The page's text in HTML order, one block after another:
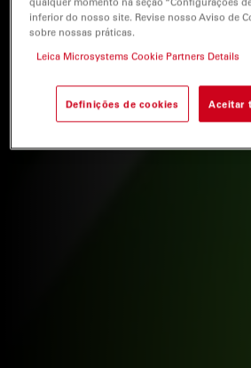
inferior do nosso site. Revise nosso Aviso de
sobre nossas práticas.
Leica Microsystems Cookie Partners Details
Definições de cookies Aceitar